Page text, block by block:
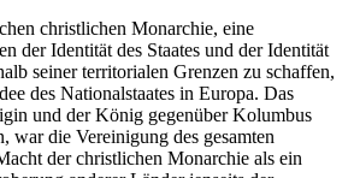
christlichen Monarchie, eine
der Identität des Staates und der Identität
seiner territorialen Grenzen zu schaffen,
des Nationalstaates in Europa. Das
und der König gegenüber Kolumbus
war die Vereinigung des gesamten
der christlichen Monarchie als ein